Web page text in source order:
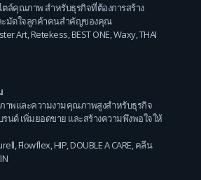
ล์คุณภาพ สำหรับธุรกิจที่ต้องการสร้าง
ะมัดใจลูกค้าคนสำคัญของคุณ
Art, Retekess BEST ONE Waxy, THAI
าพและความงามคุณภาพสูงสำหรับธุรกิจ
นด์ เพิ่มยอดขาย และสร้างความพึงพอใจให้
,Flowflex,HIP,DOUBLE A CARE,คลีน